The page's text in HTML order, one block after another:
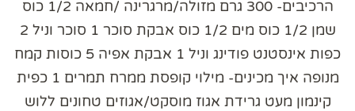
הרכיבים- 300 גרם מזולה/מרגרינה /חמאה 1/2 כוס
שמן 1/2 כוס מים 1/2 כוס אבקת סוכר 1 סוכר וניל 2
כפות אינסטנט פודינג וניל 1 אבקת אפיה 5 כוסות קמח
מנופה איך מכינים- מילוי קופסת ממרח תמרים 1 כפית
קינמון מעט גרידת אגוז מוסקט/אגוזים טחונים ללוש